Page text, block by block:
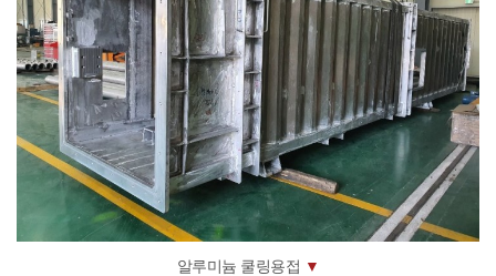
알루미늄 쿨링용접 ▼